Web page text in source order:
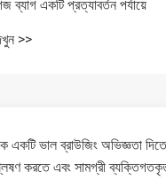
ব্যাগ একটি প্রত্যাবর্তন পর্যায়ে
>>
ভাল ব্রাউজিং অভিজ্ঞতা
করতে এবং সামগ্রী